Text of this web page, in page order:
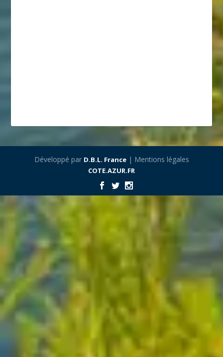
Développé par D.B.L. France| Mentions légales
COTE.AZUR.FR